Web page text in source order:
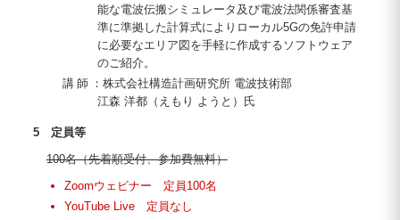
能な電波伝搬シミュレータ及び電波法関係審査基
準に準拠した計算式によりローカル5Gの免許申請
に必要なエリア図を手軽に作成するソフトウェア
のご紹介。
講師 ：株式会社構造計画研究所 電波技術部
江森 洋都（えもり ようと）氏
5 定員等
100名（先着順受付、参加費無料）
Zoomウェビナー 定員100名
YouTube Live 定員なし